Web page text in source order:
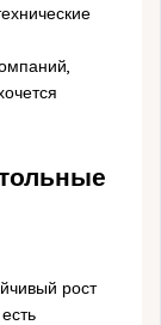
рост